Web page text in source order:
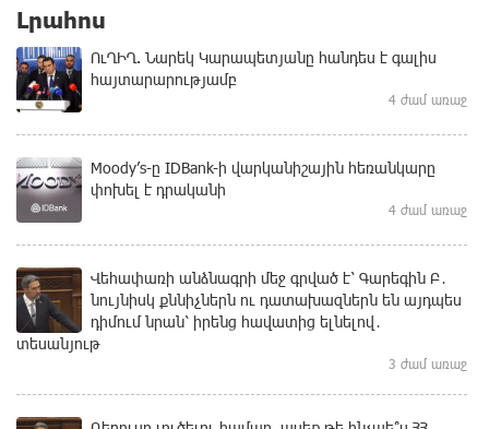
Լրահոս
ՈւՂԻՂ. Նարեկ Կարապետյանը հանդես է գալիս
հայտարարությամբ
4 ժամ առաջ
Moody’s-ը IDBank-ի վարկանիշային հեռանկարը
փոխել է դրականի
4 ժամ առաջ
Վեհափառի անձնագրի մեջ գրված է՝ Գարեգին Բ․
նույնիսկ քննիչներն ու դատախազներն են այդպես
դիմում նրան՝ իրենց հավատից ելնելով․
տեսանյութ
3 ժամ առաջ